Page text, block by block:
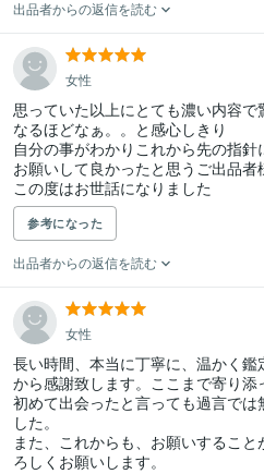
出品者からの返信を読む
女性
思っていた以上にとても濃い内容で
なるほどなぁ。。と感心しきり
自分の事がわかりこれから先の指針
お願いして良かったと思うご出品者
この度はお世話になりました
参考になった
出品者からの返信を読む
女性
長い時間、本当に丁寧に、温かく
から感謝致します。ここまで寄り
初めて出会ったと言っても過言で
した。
また、これからも、お願いするこ
ろしくお願いします。